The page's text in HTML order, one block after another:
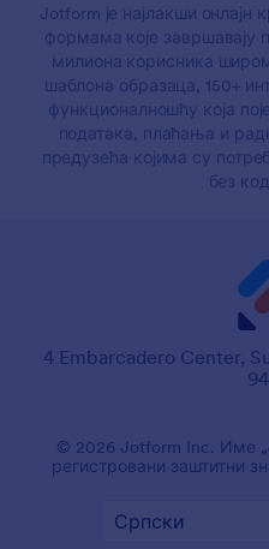
Jotform је најлакши
формама које завршавају
милиона корисника
шаблона образаца, 150+
функционалношћу која
података, плаћања и
предузећа којима су
без
4 Embarcadero Center,
© 2026 Jotform Inc. Име
регистровани заштитни